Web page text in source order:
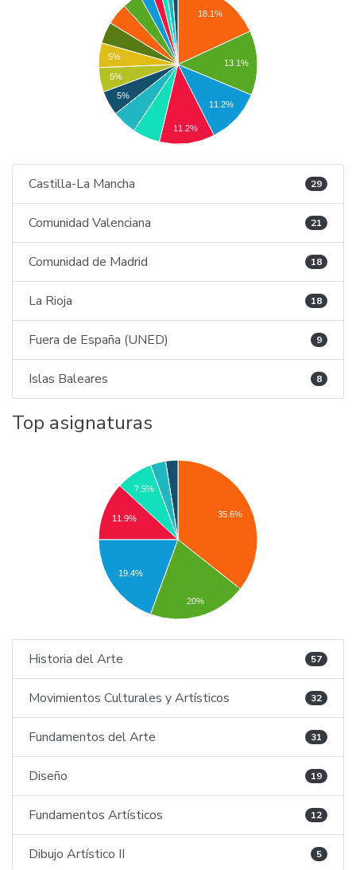
18.1%
13.1%
11.2%
5%
5%
5%
11.2%
Castilla-La Mancha 29
Comunidad Valenciana 21
Comunidad de Madrid 18
La Rioja 18
Fuera de España (UNED) 9
Islas Baleares 8
Top asignaturas
35.6%
7.5%
11.9%
19.4%
20%
Historia del Arte 57
Movimientos Culturales y Artísticos 32
Fundamentos del Arte 31
Diseño 19
Fundamentos Artísticos 12
Dibujo Artístico II 5